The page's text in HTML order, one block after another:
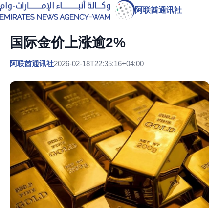
阿联酋通讯社
国际金价上涨逾2%
阿联酋通讯社2026-02-18T22:35:16+04:00